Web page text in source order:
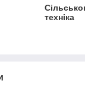
техніка